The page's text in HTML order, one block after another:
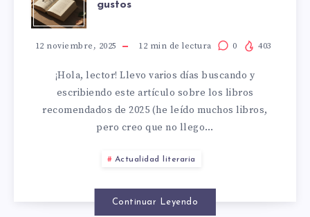
LOS
DATOS
QUÉ
PODEMOS
APRENDER
2025:
MÁS
TÍTULOS
gustos
12 noviembre, 2025 12 min de lectura 0 403
¡Hola, lector! Llevo varios días buscando y
escribiendo este artículo sobre los libros
recomendados de 2025 (he leído muchos libros,
pero creo que no llego…
Actualidad literaria
Continuar Leyendo